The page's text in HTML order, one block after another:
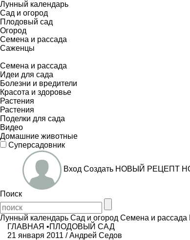
Лунный календарь
Сад и огород
Плодовый сад
Огород
Семена и рассада
Саженцы
Семена и рассада
Идеи для сада
Болезни и вредители
Красота и здоровье
Растения
Растения
Поделки для сада
Видео
Домашние животные
Суперсадовник
Вход Создать НОВЫЙ РЕЦЕПТ
Поиск
Лунный календарь Сад и огород Семена и рассада
ГЛАВНАЯ •ПЛОДОВЫЙ САД
21 января 2011 /Андрей Седов